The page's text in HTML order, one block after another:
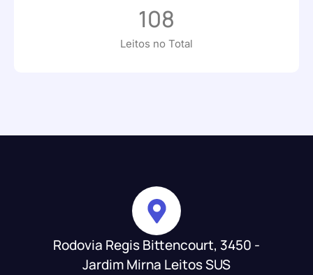
Leitos no Total
108
Rodovia Regis Bittencourt, 3450 -
Jardim Mirna Leitos SUS